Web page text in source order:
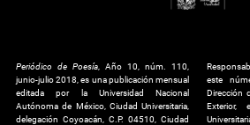
Periódico de Poesía , Año 10, núm. 110,
junio-julio 2018, es una publicación mensual
editada por la Universidad Nacional
Autónoma de México, Ciudad Universitaria,
delegación Coyoacán, C.P. 04510, Ciudad
este
Dirección
Exterior,